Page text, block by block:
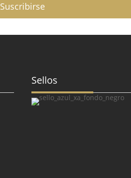
Suscribirse
Sellos